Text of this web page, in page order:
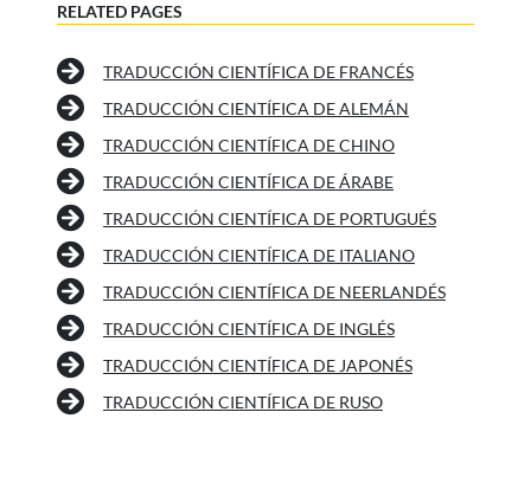
RELATED PAGES
TRADUCCIÓN CIENTÍFICA DE FRANCÉS
TRADUCCIÓN CIENTÍFICA DE ALEMÁN
TRADUCCIÓN CIENTÍFICA DE CHINO
TRADUCCIÓN CIENTÍFICA DE ÁRABE
TRADUCCIÓN CIENTÍFICA DE PORTUGUÉS
TRADUCCIÓN CIENTÍFICA DE ITALIANO
TRADUCCIÓN CIENTÍFICA DE NEERLANDÉS
TRADUCCIÓN CIENTÍFICA DE INGLÉS
TRADUCCIÓN CIENTÍFICA DE JAPONÉS
TRADUCCIÓN CIENTÍFICA DE RUSO